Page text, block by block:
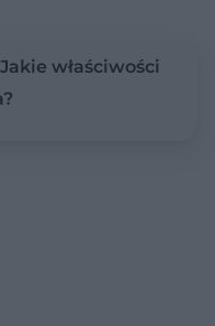
właściwości